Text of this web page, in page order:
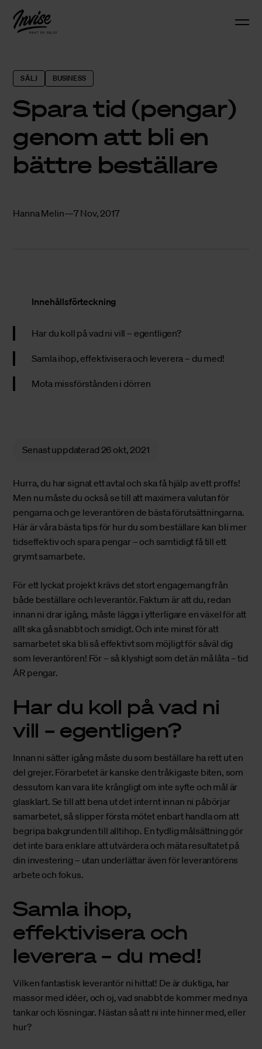
SÄLJ BUSINESS
Spara tid (pengar)
genom att bli en
bättre beställare
Hanna Melin 7 Nov, 2017
Innehållsförteckning
Har du koll på vad ni vill – egentligen?
Samla ihop, effektivisera och leverera – du med!
Mota missförstånden i dörren
Senast uppdaterad 26 okt, 2021
Hurra, du har signat ett avtal och ska få hjälp av ett proffs!
Men nu måste du också se till att maximera valutan för
pengarna och ge leverantören de bästa förutsättningarna.
Här är våra bästa tips för hur du som beställare kan bli mer
tidseffektiv och spara pengar – och samtidigt få till ett
grymt samarbete.
För ett lyckat projekt krävs det stort engagemang från
både beställare och leverantör. Faktum är att du, redan
innan ni drar igång, måste lägga i ytterligare en växel för att
allt ska gå snabbt och smidigt. Och inte minst för att
samarbetet ska bli så effektivt som möjligt för såväl dig
som leverantören! För – så klyshigt som det än må låta – tid
ÄR pengar.
Har du koll på vad ni
vill – egentligen?
Innan ni sätter igång måste du som beställare ha rett ut en
del grejer. Förarbetet är kanske den tråkigaste biten, som
dessutom kan vara lite krångligt om inte syfte och mål är
glasklart. Se till att bena ut det internt innan ni påbörjar
samarbetet, så slipper första mötet enbart handla om att
begripa bakgrunden till alltihop. En tydlig målsättning gör
det inte bara enklare att utvärdera och mäta resultatet på
din investering – utan underlättar även för leverantörens
arbete och fokus.
Samla ihop,
effektivisera och
leverera – du med!
Vilken fantastisk leverantör ni hittat! De är duktiga, har
massor med idéer, och oj, vad snabbt de kommer med nya
tankar och lösningar. Nästan så att ni inte hinner med, eller
hur?